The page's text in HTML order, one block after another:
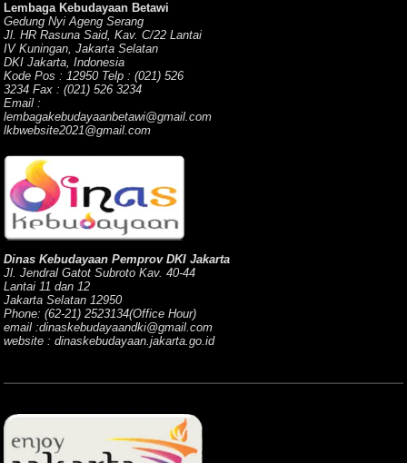
Lembaga Kebudayaan Betawi
Gedung Nyi Ageng Serang
Jl. HR Rasuna Said, Kav. C/22 Lantai
IV Kuningan, Jakarta Selatan
DKI Jakarta, Indonesia
Kode Pos : 12950 Telp : (021) 526
3234 Fax : (021) 526 3234
Email :
lembagakebudayaanbetawi@gmail.com
lkbwebsite2021@gmail.com
Dinas Kebudayaan Pemprov DKI Jakarta
Jl. Jendral Gatot Subroto Kav. 40-44
Lantai 11 dan 12
Jakarta Selatan 12950
Phone: (62-21) 2523134(Office Hour)
email :dinaskebudayaandki@gmail.com
website : dinaskebudayaan.jakarta.go.id